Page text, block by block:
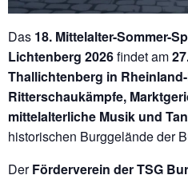
Das 18. Mittelalter-Sommer-
Lichtenberg 2026findet am
Thallichtenberg in
Ritterschaukämpfe,
mittelalterliche Musik und
historischen Burggelände der
DerFörderverein der TSG